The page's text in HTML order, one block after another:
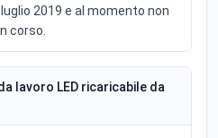
2019 e al momento non
corso.
lavoro LED ricaricabile da